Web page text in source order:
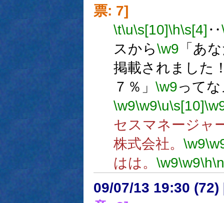
票: 7]
\t\u\s[10]\h\s[4] ‥
スから\w9 「あ
掲載されました
７％」 \w9って
\w9\w9\u\s[10]
セスマネージャ
株式会社。 \w9
はは。 \w9\w9\h\n
09/07/13 19:30 (72)